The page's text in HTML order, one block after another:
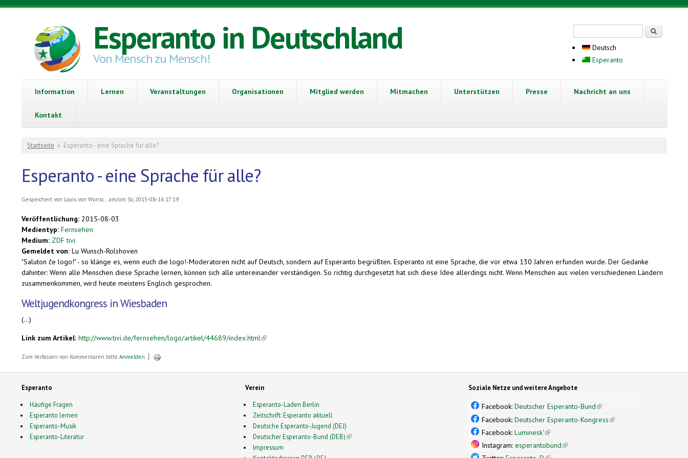
Direkt zum Inhalt
Esperanto in Deutschland
Von Mensch zu Mensch!
Deutsch
Esperanto
Information Lernen Veranstaltungen Organisationen Mitglied werden Mitmachen Unterstützen Presse Nachricht an uns
Kontakt
Sie sind hier
Startseite » Esperanto - eine Sprache für alle?
Esperanto - eine Sprache für alle?
Gespeichert von Louis von Wunsc...am/um So, 2015-08-16 17:19
Veröffentlichung: 2015-08-03
Medientyp: Fernsehen
Medium: ZDF tivi
Gemeldet von: Lu Wunsch-Rolshoven
"Saluton ĉe logo!" - so klänge es, wenn euch die logo!-Moderatoren nicht auf Deutsch, sondern auf Esperanto begrüßten. Esperanto ist eine Sprache, die vor etwa 130 Jahren erfunden wurde. Der Gedanke
dahinter: Wenn alle Menschen diese Sprache lernen, können sich alle untereinander verständigen. So richtig durchgesetzt hat sich diese Idee allerdings nicht. Wenn Menschen aus vielen verschiedenen Ländern
zusammenkommen, wird heute meistens Englisch gesprochen.
Weltjugendkongress in Wiesbaden
(...)
Link zum Artikel: http://www.tivi.de/fernsehen/logo/artikel/44689/index.html(link is external)
Zum Verfassen von Kommentaren bitte Anmelden.
Esperanto
Häufige Fragen
Esperanto lernen
Esperanto-Musik
Esperanto-Literatur
Verein
Esperanto-Laden Berlin
Zeitschrift: Esperanto aktuell
Deutsche Esperanto-Jugend (DEJ)
Deutscher Esperanto-Bund (DEB)(link is external)
Impressum
Soziale Netze und weitere Angebote
Facebook:Deutscher Esperanto-Bund(link is external)
Facebook:Deutscher Esperanto-Kongress(link is external)
Facebook:Luminesk'(link is external)
Instagram:esperantobund(link is external)